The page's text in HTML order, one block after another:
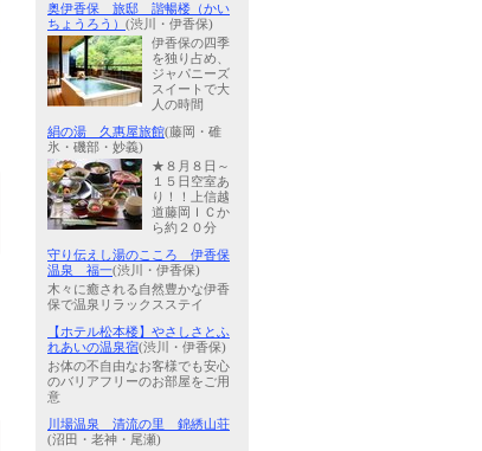
奥伊香保 旅邸 諧暢楼（かい
ちょうろう） (渋川・伊香保)
伊香保の四季
を独り占め、
ジャパニーズ
スイートで大
人の時間
絹の湯 久惠屋旅館(藤岡・碓
氷・磯部・妙義)
★８月８日～
１５日空室あ
り！！上信越
道藤岡ＩＣか
ら約２０分
守り伝えし湯のこころ 伊香保
温泉 福一(渋川・伊香保)
木々に癒される自然豊かな伊香
保で温泉リラックスステイ
【ホテル松本楼】やさしさとふ
れあいの温泉宿(渋川・伊香保)
お体の不自由なお客様でも安心
のバリアフリーのお部屋をご用
意
川場温泉 清流の里 錦綉山荘
(沼田・老神・尾瀬)